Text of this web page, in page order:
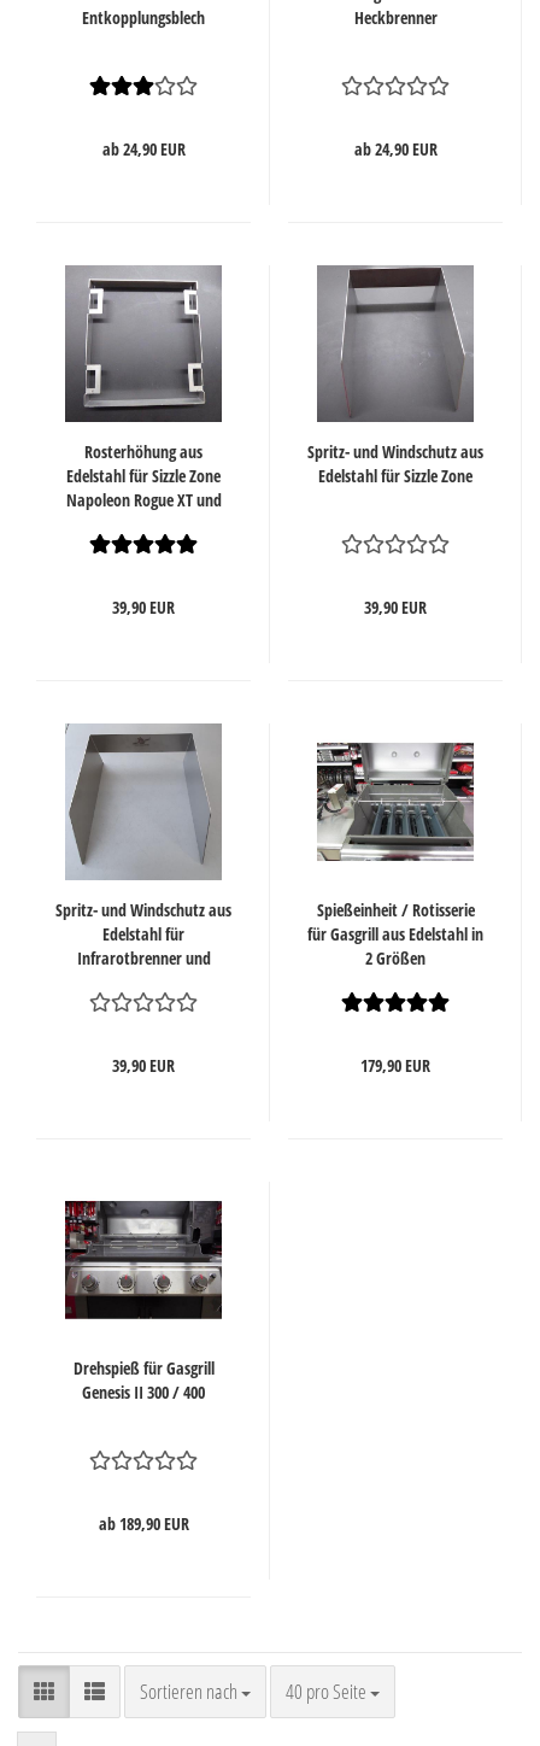
Entkopplungsblech
ab 24,90 EUR
Heckbrenner
ab 24,90 EUR
Rosterhöhung aus
Edelstahl für Sizzle Zone
Napoleon Rogue XT und
39,90 EUR
Spritz- und Windschutz aus
Edelstahl für Sizzle Zone
39,90 EUR
Spritz- und Windschutz aus
Edelstahl für
Infrarotbrenner und
39,90 EUR
Spießeinheit / Rotisserie
für Gasgrill aus Edelstahl in
2 Größen
179,90 EUR
Drehspieß für Gasgrill
Genesis II 300 / 400
ab 189,90 EUR
Sortieren nach
Sortieren nach 40 pro Seite
pro Seite